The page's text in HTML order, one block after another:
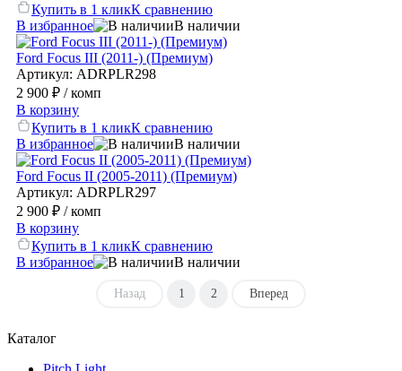
Купить в 1 кликК сравнению
В избранное
В наличии
Ford Focus III (2011-) (Премиум)
Артикул: ADRPLR298
2 900 ₽ / комп
В корзину
Купить в 1 кликК сравнению
В избранное
В наличии
Ford Focus II (2005-2011) (Премиум)
Артикул: ADRPLR297
2 900 ₽ / комп
В корзину
Купить в 1 кликК сравнению
В избранное
В наличии
Назад 1 2 Вперед
Каталог